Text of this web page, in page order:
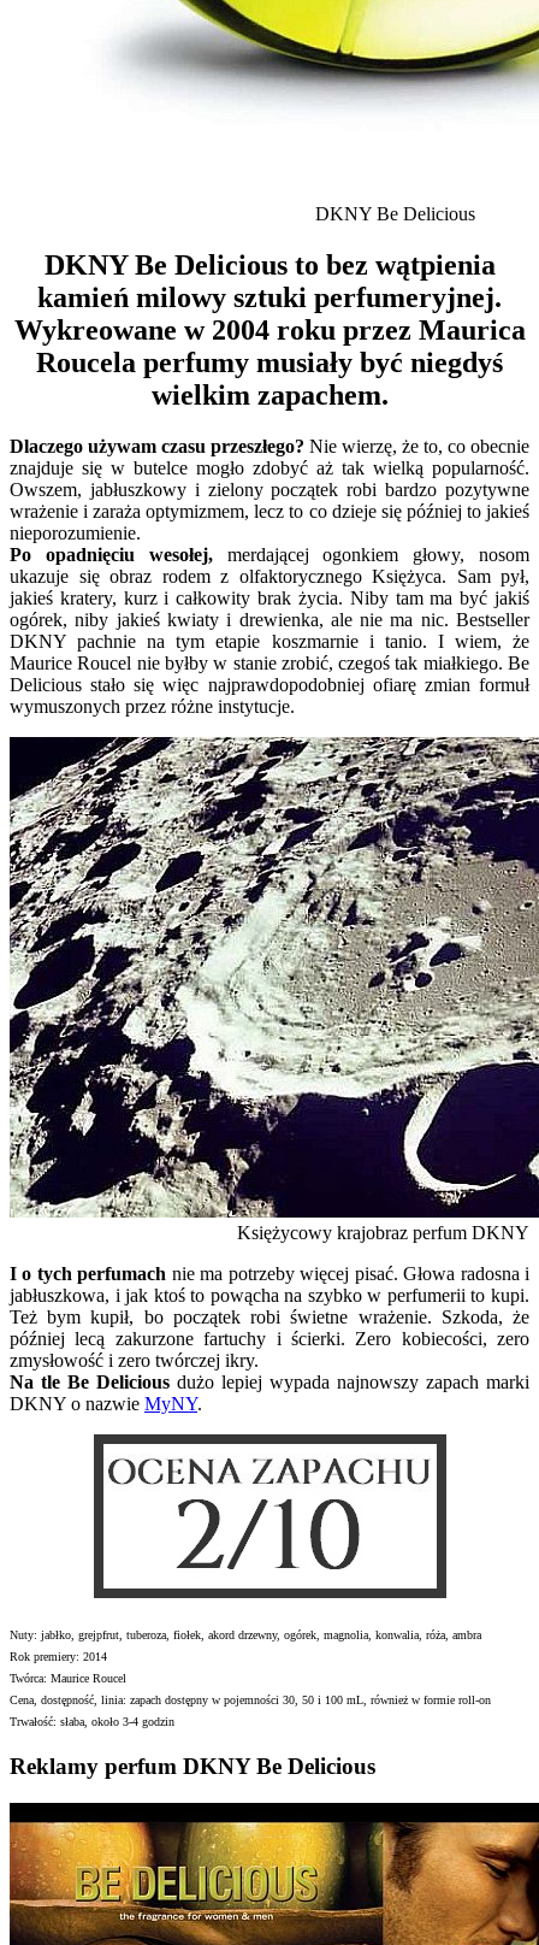
DKNY Be Delicious
DKNY Be Delicious to bez wątpienia
kamień milowy sztuki perfumeryjnej.
Wykreowane w 2004 roku przez Maurica
Roucela perfumy musiały być niegdyś
wielkim zapachem.
Dlaczego używam czasu przeszłego? Nie wierzę, że to, co obecnie
znajduje się w butelce mogło zdobyć aż tak wielką popularność.
Owszem, jabłuszkowy i zielony początek robi bardzo pozytywne
wrażenie i zaraża optymizmem, lecz to co dzieje się później to jakieś
nieporozumienie.
Po opadnięciu wesołej,merdającej ogonkiem głowy, nosom
ukazuje się obraz rodem z olfaktorycznego Księżyca. Sam pył,
jakieś kratery, kurz i całkowity brak życia. Niby tam ma być jakiś
ogórek, niby jakieś kwiaty i drewienka, ale nie ma nic. Bestseller
DKNY pachnie na tym etapie koszmarnie i tanio. I wiem, że
Maurice Roucel nie byłby w stanie zrobić, czegoś tak miałkiego. Be
Delicious stało się więc najprawdopodobniej ofiarę zmian formuł
wymuszonych przez różne instytucje.
Księżycowy krajobraz perfum DKNY
I o tych perfumach nie ma potrzeby więcej pisać. Głowa radosna i
jabłuszkowa, i jak ktoś to powącha na szybko w perfumerii to kupi.
Też bym kupił, bo początek robi świetne wrażenie. Szkoda, że
później lecą zakurzone fartuchy i ścierki. Zero kobiecości, zero
zmysłowość i zero twórczej ikry.
Na tle Be Delicious dużo lepiej wypada najnowszy zapach marki
DKNY o nazwie MyNY.
Nuty: jabłko, grejpfrut, tuberoza, fiołek, akord drzewny, ogórek, magnolia, konwalia, róża, ambra
Rok premiery: 2014
Twórca: Maurice Roucel
Cena, dostępność, linia: zapach dostępny w pojemności 30, 50 i 100 mL, również w formie roll-on
Trwałość: słaba, około 3-4 godzin
Reklamy perfum DKNY Be Delicious